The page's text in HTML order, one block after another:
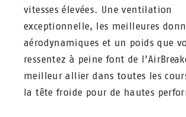
vitesses élevées. Une ventilation
exceptionnelle, les meilleures
aérodynamiques et un poids que
ressentez à peine font de
meilleur allier dans toutes les
la tête froide pour de hautes